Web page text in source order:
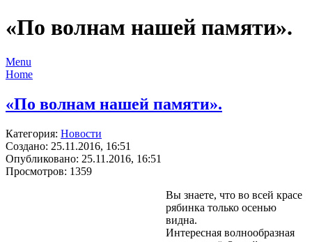
«По волнам нашей памяти».
Menu
Home
«По волнам нашей памяти».
Категория: Новости
Создано: 25.11.2016, 16:51
Опубликовано: 25.11.2016, 16:51
Просмотров: 1359
Вы знаете, что во всей красе
рябинка только осенью
видна.
Интересная волнообразная